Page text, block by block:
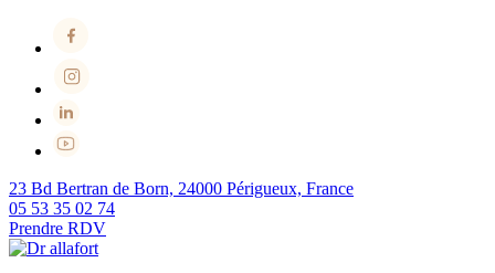
23 Bd Bertran de Born, 24000 Périgueux, France
05 53 35 02 74
Prendre RDV